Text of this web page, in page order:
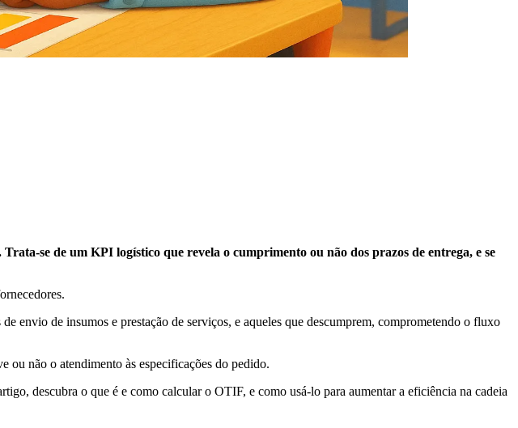
se de um KPI logístico que revela o cumprimento ou não dos prazos de entrega, e se
envio de insumos e prestação de serviços, e aqueles que descumprem, comprometendo o fluxo
ou não o atendimento às especificações do pedido.
descubra o que é e como calcular o OTIF, e como usá-lo para aumentar a eficiência na cadeia